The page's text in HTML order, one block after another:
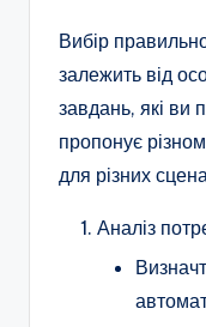
Вибір
залежить від
завдань, які ви
пропонує
для різних
Аналіз